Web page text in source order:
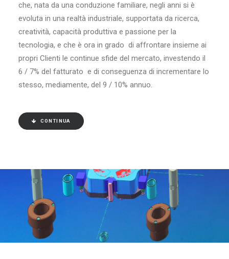
che, nata da una conduzione familiare, negli anni si è
evoluta in una realtà industriale, supportata da ricerca,
creatività, capacità produttiva e passione per la
tecnologia, e che è ora in grado di affrontare insieme ai
propri Clienti le continue sfide del mercato, investendo il
6 / 7% del fatturato e di conseguenza di incrementare lo
stesso, mediamente, del 9 / 10% annuo.
CONTINUA